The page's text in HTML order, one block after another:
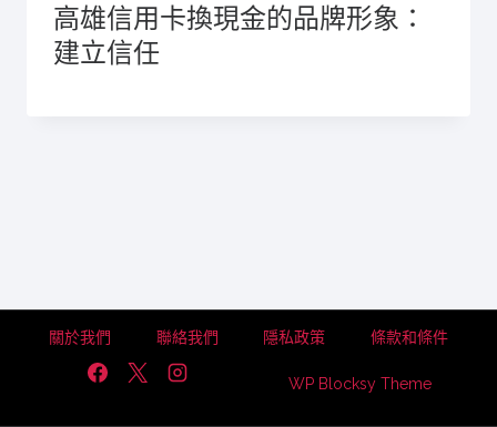
高雄信用卡換現金的品牌形象：
建立信任
關於我們 聯絡我們 隱私政策 條款和條件
WP Blocksy Theme